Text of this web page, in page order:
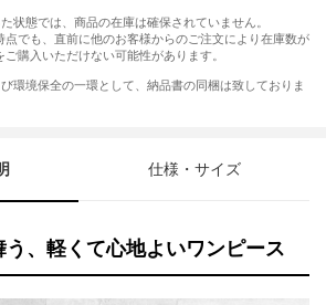
状態では、商品の在庫は確保されていません。
点でも、直前に他のお客様からのご注文により在庫数が
購入いただけない可能性があります。
環境保全の一環として、納品書の同梱は致しておりま
仕様・サイズ
、軽くて心地よいワンピース